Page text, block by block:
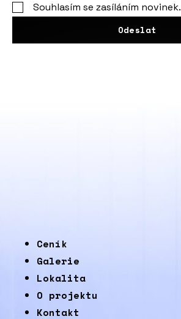
Souhlasím se zasíláním novinek.
Odeslat
Ceník
Galerie
Lokalita
O projektu
Kontakt